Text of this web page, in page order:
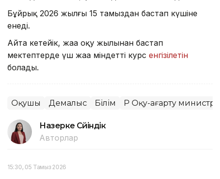
Бұйрық 2026 жылғы 15 тамыздан бастап күшіне
енеді.
Айта кетейік, жаңа оқу жылынан бастап
мектептерде үш жаңа міндетті курс енгізілетін
болады.
Оқушы Демалыс Білім ҚР Оқу-ағарту
Назерке Сүйіндік
Авторлар
15:30, 05 Тамыз 2026